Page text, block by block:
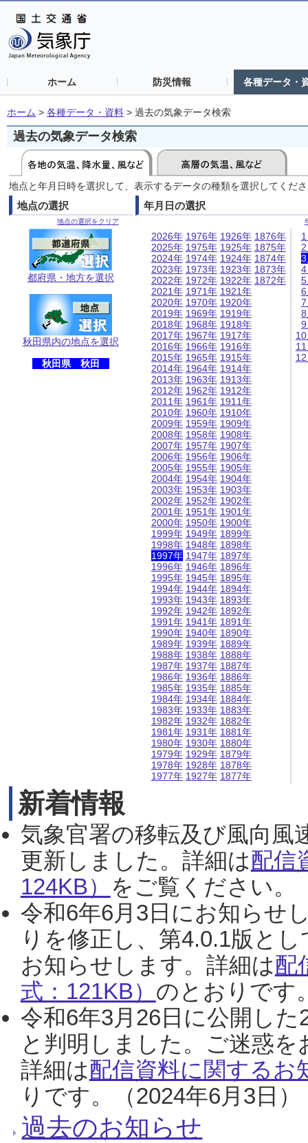
ホーム 防災情報 各種データ・
ホーム > 各種データ・資料 > 過去の気象データ検索
過去の気象データ検索
地点と年月日時を選択して、表示するデータの種類を選択してくだ
地点の選択
地点の選択をクリア
都府県・地方を選択
秋田県内の地点を選択
秋田県 秋田
年月日の選択
2026年
2025年
2024年
2023年
2022年
2021年
2020年
2019年
2018年
2017年
2016年
2015年
2014年
2013年
2012年
2011年
2010年
2009年
2008年
2007年
2006年
2005年
2004年
2003年
2002年
2001年
2000年
1999年
1998年
1997年
1996年
1995年
1994年
1993年
1992年
1991年
1990年
1989年
1988年
1987年
1986年
1985年
1984年
1983年
1982年
1981年
1980年
1979年
1978年
1977年
1976年
1975年
1974年
1973年
1972年
1971年
1970年
1969年
1968年
1967年
1966年
1965年
1964年
1963年
1962年
1961年
1960年
1959年
1958年
1957年
1956年
1955年
1954年
1953年
1952年
1951年
1950年
1949年
1948年
1947年
1946年
1945年
1944年
1943年
1942年
1941年
1940年
1939年
1938年
1937年
1936年
1935年
1934年
1933年
1932年
1931年
1930年
1929年
1928年
1927年
1926年
1925年
1924年
1923年
1922年
1921年
1920年
1919年
1918年
1917年
1916年
1915年
1914年
1913年
1912年
1911年
1910年
1909年
1908年
1907年
1906年
1905年
1904年
1903年
1902年
1901年
1900年
1899年
1898年
1897年
1896年
1895年
1894年
1893年
1892年
1891年
1890年
1889年
1888年
1887年
1886年
1885年
1884年
1883年
1882年
1881年
1880年
1879年
1878年
1877年
1876年
1875年
1874年
1873年
1872年
新着情報
気象官署の移転及び風向風
更新しました。詳細は配信
124KB） をご覧ください。
令和6年6月3日にお知らせ
りを修正し、第4.0.1版と
お知らせします。詳細は配
式：121KB） のとおりです
令和6年3月26日に公開し
と判明しました。ご迷惑
詳細は配信資料に関するお
りです。（2024年6月3日）
過去のお知らせ